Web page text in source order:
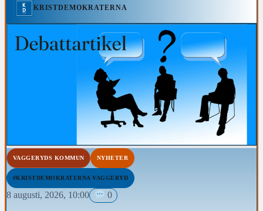
KRISTDEMOKRATERNA
VAGGERYDS KOMMUN NYHETER
#KRISTDEMOKRATERNA VAGGERYD
8 augusti, 2026, 10:00 0